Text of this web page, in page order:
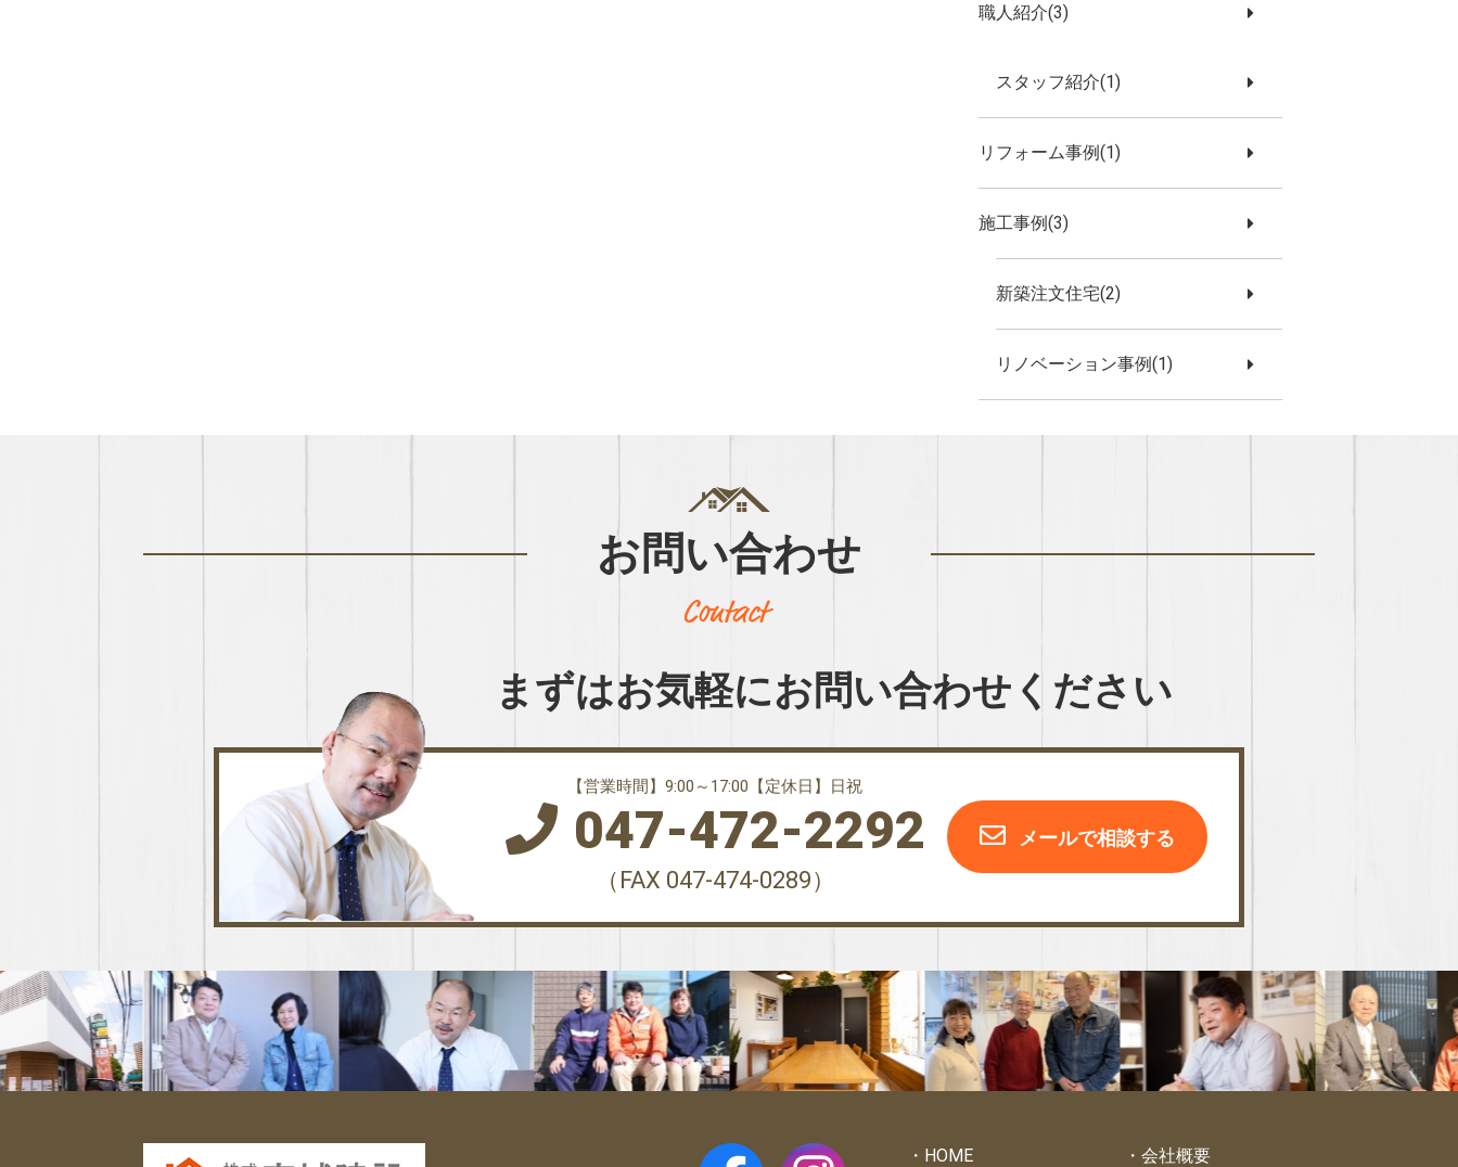
職人紹介(3)
スタッフ紹介(1)
リフォーム事例(1)
施工事例(3)
新築注文住宅(2)
リノベーション事例(1)
お問い合わせ
まずはお気軽にお問い合わせください
【営業時間】9:00～17:00【定休日】日祝
047-472-2292
（FAX 047-474-0289）
メールで相談する
HOME 会社概要